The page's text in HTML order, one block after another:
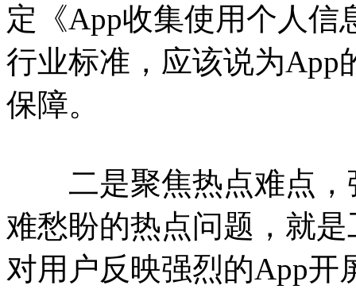
定《App收集使用个人信
行业标准，应该说为App
保障。
二是聚焦热点难点，
难愁盼的热点问题，就
对用户反映强烈的App开